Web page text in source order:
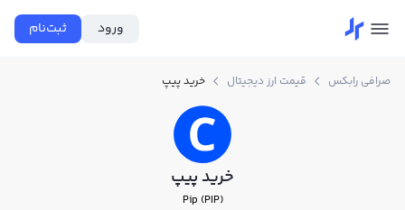
ورود ثبت‌نام
صرافی رابکس قیمت ارز دیجیتال خرید پیپ
خرید پیپ
Pip (PIP)